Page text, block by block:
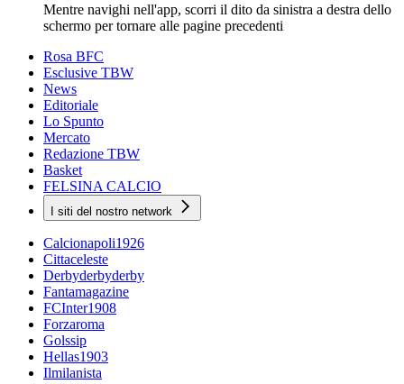
Mentre navighi nell'app, scorri il dito da sinistra a destra dello
schermo per tornare alle pagine precedenti
Rosa BFC
Esclusive TBW
News
Editoriale
Lo Spunto
Mercato
Redazione TBW
Basket
FELSINA CALCIO
I siti del nostro network
Calcionapoli1926
Cittaceleste
Derbyderbyderby
Fantamagazine
FCInter1908
Forzaroma
Golssip
Hellas1903
Ilmilanista